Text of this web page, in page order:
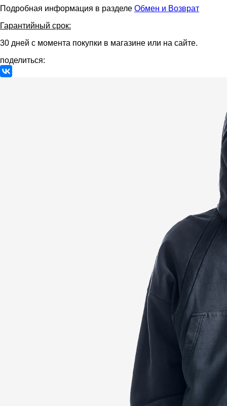
Подробная информация в разделе Обмен и Возврат
Гарантийный срок:
30 дней с момента покупки в магазине или на сайте.
поделиться: